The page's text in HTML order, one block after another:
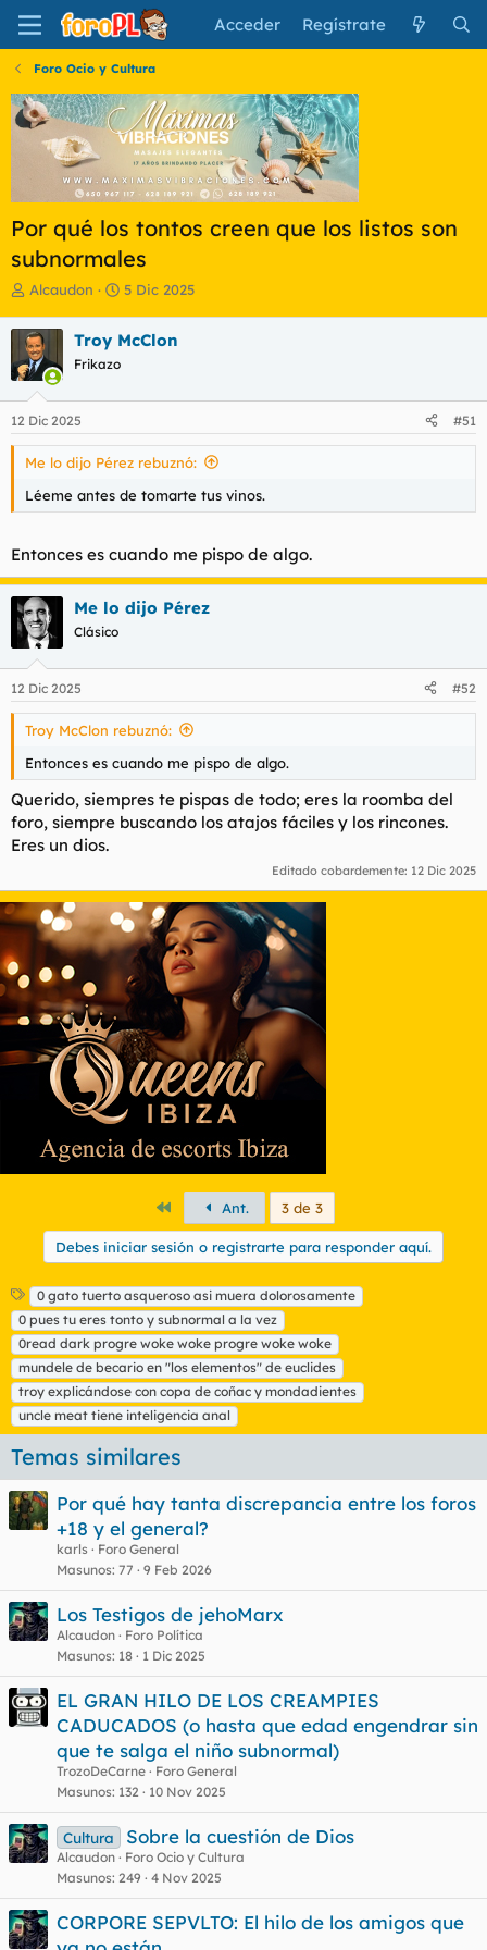
Acceder Regístrate
Foro Ocio y Cultura
Por qué los tontos creen que los listos son
subnormales
I
i
c
i
a
d
o
r
d
l
m
a
Alcaudon
F
h
e
n
i
i
5 Dic 2025
Troy McClon
Frikazo
12 Dic 2025 #51
Me lo dijo Pérez rebuznó:
Léeme antes de tomarte tus vinos.
Entonces es cuando me pispo de algo.
Me lo dijo Pérez
Clásico
12 Dic 2025 #52
Troy McClon rebuznó:
Entonces es cuando me pispo de algo.
Querido, siempres te pispas de todo; eres la roomba del
foro, siempre buscando los atajos fáciles y los rincones.
Eres un dios.
Editado cobardemente: 12 Dic 2025
PrimeroAnt. 3 de 3
Debes iniciar sesión o registrarte para responder aquí.
E
t
i
q
u
e
t
a
s
0 gato tuerto asqueroso asi muera dolorosamente
0 pues tu eres tonto y subnormal a la vez
0read dark progre woke woke progre woke woke
mundele de becario en "los elementos" de euclides
troy explicándose con copa de coñac y mondadientes
uncle meat tiene inteligencia anal
Temas similares
Por qué hay tanta discrepancia entre los foros
+18 y el general?
karls
Foro General
Masunos 77 9 Feb 2026
Los Testigos de jehoMarx
Alcaudon
Foro Política
Masunos 18 1 Dic 2025
EL GRAN HILO DE LOS CREAMPIES
CADUCADOS (o hasta que edad engendrar sin
que te salga el niño subnormal)
TrozoDeCarne
Foro General
Masunos 132 10 Nov 2025
Cultura Sobre la cuestión de Dios
Alcaudon
Foro Ocio y Cultura
Masunos 249 4 Nov 2025
CORPORE SEPVLTO: El hilo de los amigos que